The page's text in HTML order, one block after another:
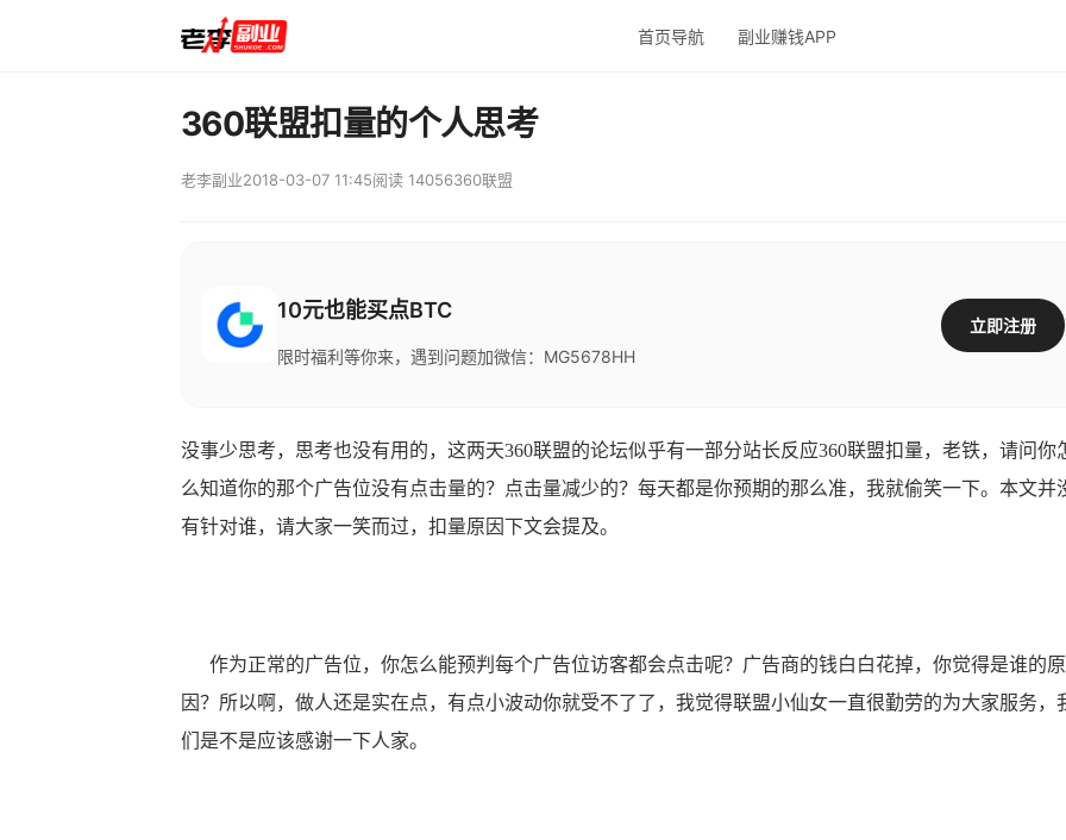
首页导航 副业赚钱APP
360联盟扣量的个人思考
老李副业2018-03-07 11:45阅读 14056360联盟
10元也能买点BTC
限时福利等你来，遇到问题加微信：MG5678HH
立即注册
没事少思考，思考也没有用的，这两天360联盟的论坛似乎有一部分站长反应360联盟扣量，老铁，请问你
么知道你的那个广告位没有点击量的？点击量减少的？每天都是你预期的那么准，我就偷笑一下。本文并
有针对谁，请大家一笑而过，扣量原因下文会提及。
作为正常的广告位，你怎么能预判每个广告位访客都会点击呢？广告商的钱白白花掉，你觉得是谁的原
因？所以啊，做人还是实在点，有点小波动你就受不了了，我觉得联盟小仙女一直很勤劳的为大家服务，
们是不是应该感谢一下人家。